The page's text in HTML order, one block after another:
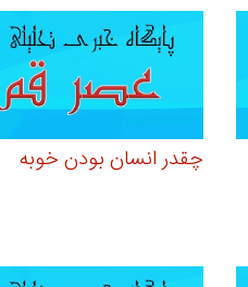
چقدر انسان بودن خوبه